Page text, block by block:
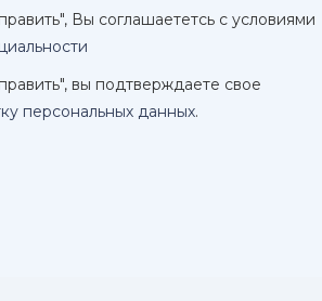
Вы соглашаететсь с условиями
вы подтверждаете свое
персональных данных.